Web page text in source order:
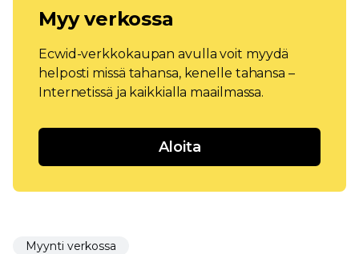
Myy verkossa
Ecwid-verkkokaupan avulla voit myydä
helposti missä tahansa, kenelle tahansa –
Internetissä ja kaikkialla maailmassa.
Aloita
Myynti verkossa